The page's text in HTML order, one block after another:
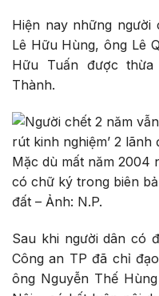
Hiện nay những người
Lê Hữu Hùng, ông Lê
Hữu Tuấn được
Thành.
Mặc dù mất năm 2004
có chữ ký trong biên
đất – Ảnh: N.P.
Sau khi người dân có
Công an TP đã chỉ
ông Nguyễn Thế